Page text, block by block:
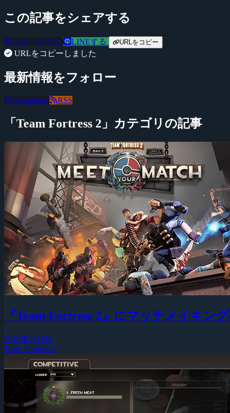
この記事をシェアする
ツイートする LINEする URLをコピー
URLをコピーしました
最新情報をフォロー
@negitaku RSS
「Team Fortress 2」カテゴリの記事
『Team Fortress 2』にマッチメイキン
2016年7月8日
Team Fortress 2